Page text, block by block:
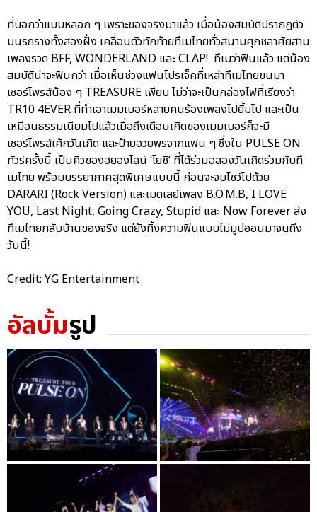
ที่บอกว่าแบบหลอก ๆ เพราะของจริงมาแล้ว เมื่อน้องสมบัติปรากฏตัว
บนรถรางทั้งสองฝั่ง เคลื่อนตัวทักท้ายทึเมไทยทั่วสนามศุภชลาศัยสาม
เพลงรวด BFF, WONDERLAND และ CLAP! ทึเมว่าฟินแล้ว แต่น้อง
สมบัติน่าจะฟินกว่า เมื่อเห็นช่วงแฟนโปรเจ็คที่เหล่าทึเมไทยขนมา
เซอร์ไพรส์น้อง ๆ TREASURE เพียบ ไม่ว่าจะเป็นกล่องไฟที่เรียงว่า
TR10 4EVER ที่ทำเอาเมมเบอร์หลายคนร้องเพลงไปยิ้มไป และเป็น
เหมือนธรรมเนียมไปแล้วเมื่อถึงเดือนเกิดของเมมเบอร์ก็จะมี
เซอร์ไพรส์เค้กวันเกิด และป้ายอวยพรจากแฟน ๆ ซึ่งใน PULSE ON
ทัวร์ครั้งนี้ เป็นคิวของฮยองไลน์ ‘โยชิ’ ที่ได้ร่วมฉลองวันเกิดร่วมกับทึ
เมไทย พร้อมบรรยากาศสุดพิเศษแบบนี้ ก่อนจะจบโชว์ไปด้วย
DARARI (Rock Version) และเมดเลย์เพลง B.O.M.B, I LOVE
YOU, Last Night, Going Crazy, Stupid และ Now Forever ส่ง
ทึเมไทยกลับบ้านของจริง แต่ยังทิ้งความฟินแบบไม่มูปออนมาจนถึง
วันนี้!
Credit: YG Entertainment
อัลบั้มรูป